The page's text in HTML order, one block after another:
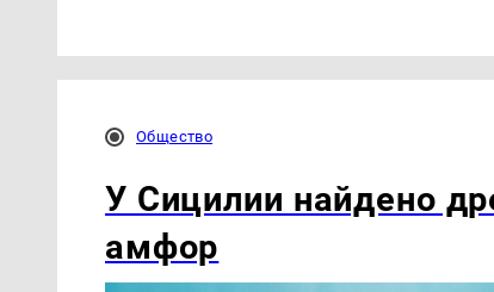
Общество
У Сицилии найдено
амфор